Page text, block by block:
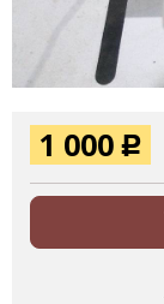
1 000 Р